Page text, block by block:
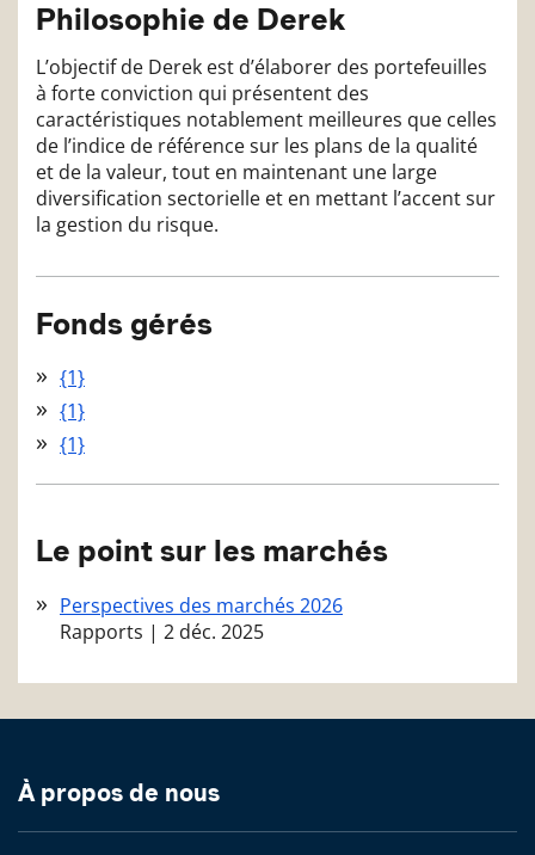
Philosophie de Derek
L’objectif de Derek est d’élaborer des portefeuilles
à forte conviction qui présentent des
caractéristiques notablement meilleures que celles
de l’indice de référence sur les plans de la qualité
et de la valeur, tout en maintenant une large
diversification sectorielle et en mettant l’accent sur
la gestion du risque.
Fonds gérés
{1}
{1}
{1}
Le point sur les marchés
Perspectives des marchés 2026
Rapports | 2 déc. 2025
À propos de nous